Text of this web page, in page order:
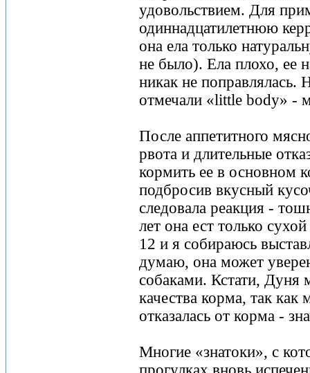
удовольствием. Для
одиннадцатилетнюю
она ела только
не было). Ела плохо, ее
никак не поправлялась.
отмечали «little body» -
После аппетитного
рвота и длительные
кормить ее в основном
подбросив вкусный
следовала реакция -
лет она ест только
12 и я собираюсь
думаю, она может
собаками. Кстати, Дуня
качества корма, так
отказалась от корма -
Многие «знатоки», с